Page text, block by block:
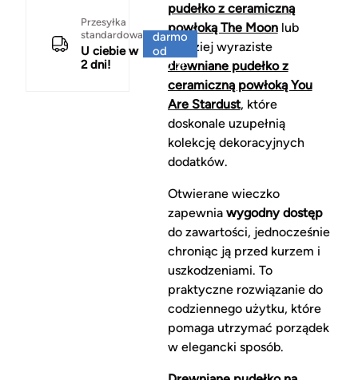
Przesyłka
standardowa
U ciebie w
2 dni!
darmo
od
150 zł
pudełko z ceramiczną
powłoką The Moonlub
bardziej wyraziste
drewniane pudełko z
ceramiczną powłoką You
Are Stardust, które
doskonale uzupełnią
kolekcję dekoracyjnych
dodatków.
Otwierane wieczko
zapewnia wygodny dostęp
do zawartości, jednocześnie
chroniąc ją przed kurzem i
uszkodzeniami. To
praktyczne rozwiązanie do
codziennego użytku, które
pomaga utrzymać porządek
w elegancki sposób.